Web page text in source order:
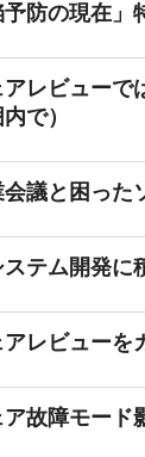
予防の現在」
アレビューで
で）
会議と困った
テム開発に
レビューを
ア故障モード